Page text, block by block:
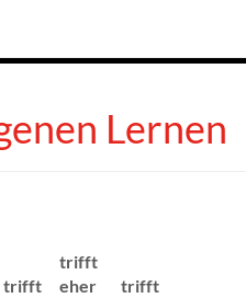
Lernen
trifft
trifft
eher
trifft